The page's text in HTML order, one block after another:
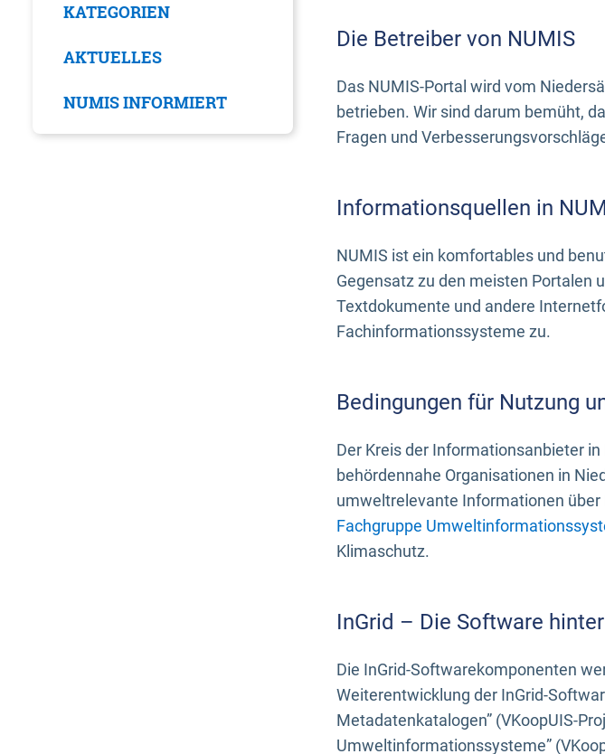
KATEGORIEN
AKTUELLES
NUMIS INFORMIERT
Die Betreiber von NUMIS
Das NUMIS-Portal wird vom
betrieben. Wir sind darum bemüht,
Fragen und
Informationsquellen in
NUMIS ist ein komfortables und
Gegensatz zu den meisten Portalen
Textdokumente und andere
Fachinformationssysteme zu.
Bedingungen für Nutzung
Der Kreis der Informationsanbieter
behördennahe Organisationen in
umweltrelevante Informationen
Fachgruppe
Klimaschutz.
InGrid – Die Software
Die InGrid-Softwarekomponenten
Weiterentwicklung der InGrid-
Metadatenkatalogen” (VKoopUIS-
Umweltinformationssysteme”